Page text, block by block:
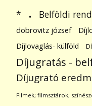
* . Belföldi
dobrovitz józsef
Díjlovaglás- külföld
Díjugratás -
Díjugrató
Filmek; filmsztárok;